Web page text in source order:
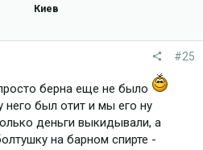
Киев
#25
берна еще не было
него был отит и мы его ну
деньги выкидывали, а
на барном спирте -